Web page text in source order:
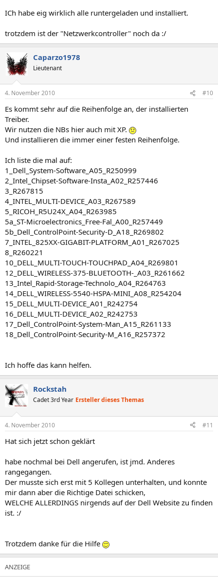
ICh habe eig wirklich alle runtergeladen und installiert.
trotzdem ist der "Netzwerkcontroller" noch da :/
Caparzo1978
Lieutenant
4. November 2010 #10
Es kommt sehr auf die Reihenfolge an, der installierten
Treiber.
Wir nutzen die NBs hier auch mit XP.
Und installieren die immer einer festen Reihenfolge.
Ich liste die mal auf:
1_Dell_System-Software_A05_R250999
2_Intel_Chipset-Software-Insta_A02_R257446
3_R267815
4_INTEL_MULTI-DEVICE_A03_R267589
5_RICOH_R5U24X_A04_R263985
5a_ST-Microelectronics_Free-Fal_A00_R257449
5b_Dell_ControlPoint-Security-D_A18_R269802
7_INTEL_825XX-GIGABIT-PLATFORM_A01_R267025
8_R260221
10_DELL_MULTI-TOUCH-TOUCHPAD_A04_R269801
12_DELL_WIRELESS-375-BLUETOOTH-_A03_R261662
13_Intel_Rapid-Storage-Technolo_A04_R264763
14_DELL_WIRELESS-5540-HSPA-MINI_A08_R254204
15_DELL_MULTI-DEVICE_A01_R242754
16_DELL_MULTI-DEVICE_A02_R242753
17_Dell_ControlPoint-System-Man_A15_R261133
18_Dell_ControlPoint-Security-M_A16_R257372
Ich hoffe das kann helfen.
Rockstah
Cadet 3rd Year Ersteller dieses Themas
4. November 2010 #11
Hat sich jetzt schon geklärt
habe nochmal bei Dell angerufen, ist jmd. Anderes
rangegangen.
Der musste sich erst mit 5 Kollegen unterhalten, und konnte
mir dann aber die Richtige Datei schicken,
WELCHE ALLERDINGS nirgends auf der Dell Website zu finden
ist. :/
Trotzdem danke für die Hilfe